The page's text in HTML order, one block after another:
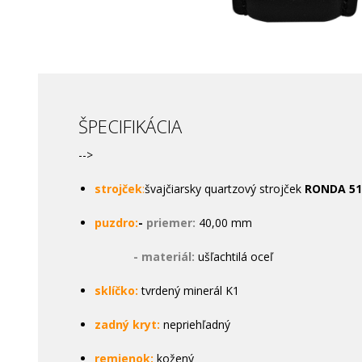
ŠPECIFIKÁCIA
-->
strojček:švajčiarsky quartzový strojček RONDA
puzdro:- priemer: 40,00 mm
- materiál: ušľachtilá oceľ
sklíčko: tvrdený minerál K1
zadný kryt: nepriehľadný
remienok: kožený